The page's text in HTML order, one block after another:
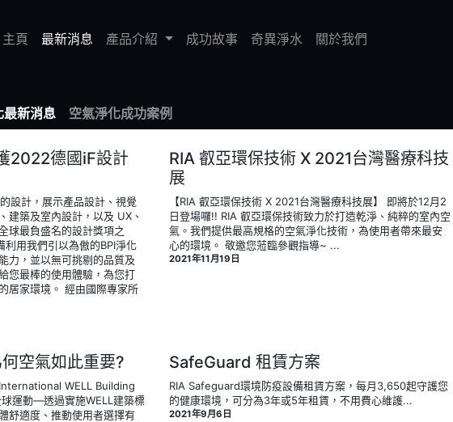
主頁 最新消息 產品介紹 成功故事 奇異淨水 關於我們
最新消息 空氣淨化成功案例
2022德國iF設計
設計，展示產品設計、視覺
建築及室內設計，以及 UX、
球最負盛名的設計獎項之
用我們引以為傲的BPI淨化
力，並以無可挑剔的品質及
您最棒的使用體驗，為您打
居家環境。 經由國際專家所
RIA 叡亞環保技術 X 2021台灣醫療科技
展
【RIA 叡亞環保技術 X 2021台灣醫療科技展】 即將於12月2
日登場囉!! RIA 叡亞環保技術致力於打造乾淨、純粹的室內空
氣。我們提供最高規格的空氣淨化技術，為使用者帶來最安
心的環境。 敬邀您蒞臨參觀指導~ ‍...
2021年11月19日
空氣如此重要?
WELL Building
運動—透過實施WELL建築標
舒適度、推動使用者選擇有
SafeGuard 租賃方案
RIA Safeguard環境防疫設備租賃方案，每月3,650起守護您
的健康環境，可分為3年或5年租賃，不用費心維護...
2021年9月6日